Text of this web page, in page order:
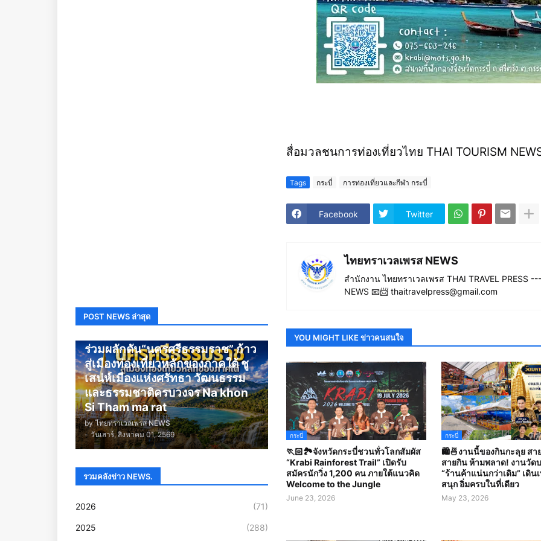
สื่อมวลชนการท่องเที่ยวไทย THAI TOURISM
Tags กระบี่ การท่องเที่ยวและกีฬา กระบี่
Facebook Twitter
ไทยทราเวลเพรส NEWS
สำนักงาน ไทยทราเวลเพรส THAI TRAVEL PRESS
NEWS 📧📨 thaitravelpress@gmail.com
YOU MIGHT LIKE ข่าวคนสนใจ
กระบี่
🏃🏻🏞️จังหวัดกระบี่ชวนทั่วโลกสัมผัส
“Krabi Rainforest Trail” เปิดรับ
สมัครนักวิ่ง 1,200 คน ภายใต้แนวคิด
Welcome to the Jungle
June 23, 2026
กระบี่
🛍️🍜งานนี้ของกินกะลุย สา
สายกิน ห้ามพลาด! งานวัด
“ร้านค้าแน่นกว่าเดิม” เดิน
สนุก อิ่มครบในที่เดียว
May 23, 2026
POST NEWS ล่าสุด
ร่วมผลักดัน“นครศรีธรรมราช” ก้าว
สู่เมืองท่องเที่ยวหลักของภาคใต้ ชู
เสน่ห์เมืองแห่งศรัทธา วัฒนธรรม
และธรรมชาติครบวงจร Na khon
Si Tham ma rat
by ไทยทราเวลเพรส NEWS
- วันเสาร์, สิงหาคม 01, 2569
รวมคลังข่าว NEWS.
2026 (71)
2025 (288)